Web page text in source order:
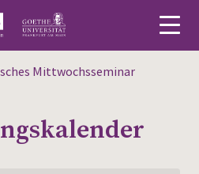
Mittwochsseminar